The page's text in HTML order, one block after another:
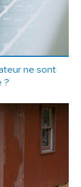
ne sont
?